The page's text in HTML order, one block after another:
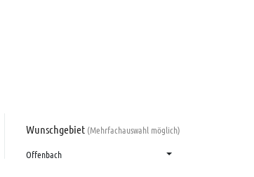
Wunschgebiet (Mehrfachauswahl möglich)
Offenbach